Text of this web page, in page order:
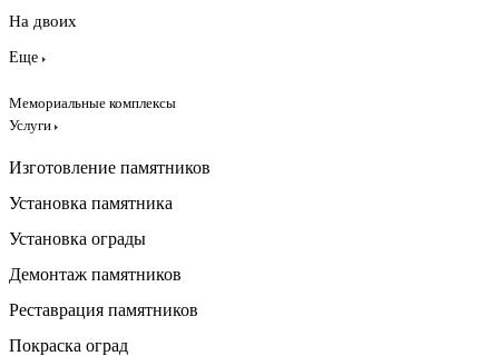
На двоих
Еще
Мемориальные комплексы
Услуги
Изготовление памятников
Установка памятника
Установка ограды
Демонтаж памятников
Реставрация памятников
Покраска оград